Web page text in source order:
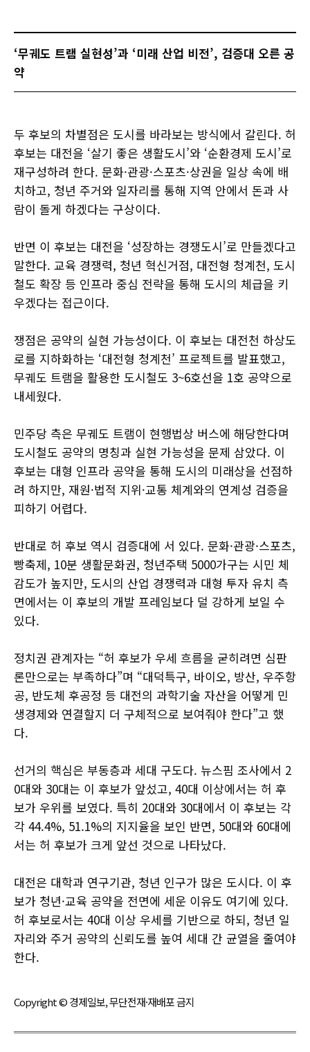
‘무궤도 트램 실현성’과 ‘미래 산업 비전’, 검증대 오른 공
약
두 후보의 차별점은 도시를 바라보는 방식에서 갈린다. 허
후보는 대전을 ‘살기 좋은 생활도시’와 ‘순환경제 도시’로
재구성하려 한다. 문화·관광·스포츠·상권을 일상 속에 배
치하고, 청년 주거와 일자리를 통해 지역 안에서 돈과 사
람이 돌게 하겠다는 구상이다.
반면 이 후보는 대전을 ‘성장하는 경쟁도시’로 만들겠다고
말한다. 교육 경쟁력, 청년 혁신거점, 대전형 청계천, 도시
철도 확장 등 인프라 중심 전략을 통해 도시의 체급을 키
우겠다는 접근이다.
쟁점은 공약의 실현 가능성이다. 이 후보는 대전천 하상도
로를 지하화하는 ‘대전형 청계천’ 프로젝트를 발표했고,
무궤도 트램을 활용한 도시철도 3~6호선을 1호 공약으로
내세웠다.
민주당 측은 무궤도 트램이 현행법상 버스에 해당한다며
도시철도 공약의 명칭과 실현 가능성을 문제 삼았다. 이
후보는 대형 인프라 공약을 통해 도시의 미래상을 선점하
려 하지만, 재원·법적 지위·교통 체계와의 연계성 검증을
피하기 어렵다.
반대로 허 후보 역시 검증대에 서 있다. 문화·관광·스포츠,
빵축제, 10분 생활문화권, 청년주택 5000가구는 시민 체
감도가 높지만, 도시의 산업 경쟁력과 대형 투자 유치 측
면에서는 이 후보의 개발 프레임보다 덜 강하게 보일 수
있다.
정치권 관계자는 “허 후보가 우세 흐름을 굳히려면 심판
론만으로는 부족하다”며 “대덕특구, 바이오, 방산, 우주항
공, 반도체 후공정 등 대전의 과학기술 자산을 어떻게 민
생경제와 연결할지 더 구체적으로 보여줘야 한다”고 했
다.
선거의 핵심은 부동층과 세대 구도다. 뉴스핌 조사에서 2
0대와 30대는 이 후보가 앞섰고, 40대 이상에서는 허 후
보가 우위를 보였다. 특히 20대와 30대에서 이 후보는 각
각 44.4%, 51.1%의 지지율을 보인 반면, 50대와 60대에
서는 허 후보가 크게 앞선 것으로 나타났다.
대전은 대학과 연구기관, 청년 인구가 많은 도시다. 이 후
보가 청년·교육 공약을 전면에 세운 이유도 여기에 있다.
허 후보로서는 40대 이상 우세를 기반으로 하되, 청년 일
자리와 주거 공약의 신뢰도를 높여 세대 간 균열을 줄여야
한다.
Copyright © 경제일보, 무단전재·재배포 금지